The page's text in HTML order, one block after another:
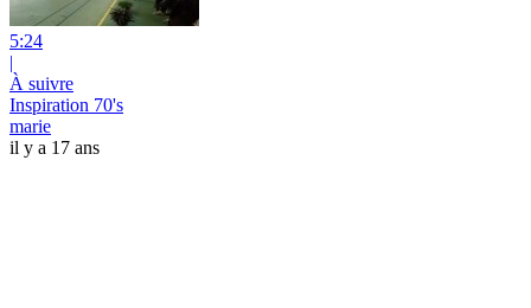
5:24
|
À suivre
Inspiration 70's
marie
il y a 17 ans